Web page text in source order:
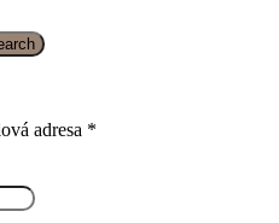
adresa *